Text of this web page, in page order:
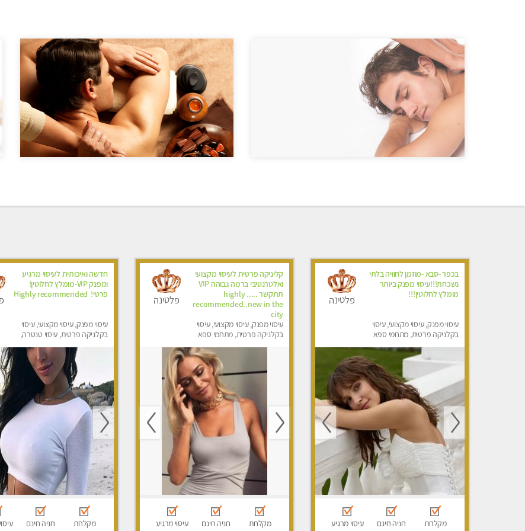
בכפר -סבא -מוזמן לחוויה בלתי
נשכחת!!!עיסוי מפנק ביותר
מומלץ לחלוטין!!!
עיסוי מפנק, עיסוי מקצועי, עיסוי
בקלניקה פרטית, מתחמי ספא
לגבר, עיסוי לנשים בלבד
פלטינה
מקלחת חניה חינם עיסוי מרגיע
קליניקה פרטית לעיסוי מקצועי
ואלטרנטיבי ברמה גבוהה VIP
תתקשר ..... highly
recommended..new in the
city
עיסוי מפנק, עיסוי מקצועי, עיסוי
בקלניקה פרטית, מתחמי ספא
הבית, עיסוי טנטרה, עיסוי מגבר
לגבר, עיסוי מגבר לאישה
פלטינה
מקלחת חניה חינם עיסוי מרגיע
חדשה ואיכותית לעיסוי מרגיע
ומפנק VIP-מומלץ לחלוטין!
פרטי! ​​​​​​ Highly recommended
עיסוי מפנק, עיסוי מקצועי, עיסוי
בקלניקה פרטית, עיסוי טנטרה,
מקלחת חניה חינם